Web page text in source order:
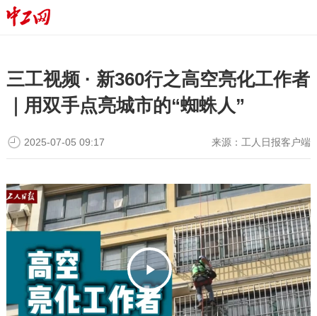
三工视频 · 新360行之高空亮化工作者
｜用双手点亮城市的“蜘蛛人”
来源： 工人日报客户端
2025-07-05 09:17
P